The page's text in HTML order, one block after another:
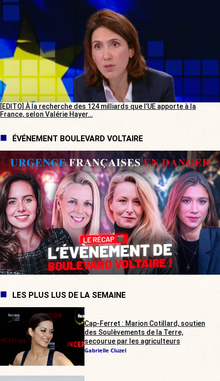
[EDITO] À la recherche des 124 milliards que l’UE apporte à la
France, selon Valérie Hayer…
ÉVÉNEMENT BOULEVARD VOLTAIRE
LES PLUS LUS DE LA SEMAINE
Cap-Ferret : Marion Cotillard, soutien
des Soulèvements de la Terre,
secourue par les agriculteurs
Gabrielle Cluzel